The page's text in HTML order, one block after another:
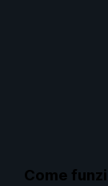
Come